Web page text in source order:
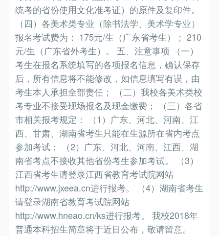
统考的省份使用文化准考证）的原件及复印件。
（四）各美术类专业（除书法学、美术学专业）
报名考试费为： 175元/生（广东省考生）； 210
元/生（广东省外考生）。 五、注意事项 （一）
考生在报名系统填写的各项报名信息，确认保存
后，所有信息将不能修改，如信息填写有误，由
考生本人承担全部责任； （二）我校各美术类校
考专业不接受现场报名及现金缴费； （三）各省
市相关报考规定： （1）广东、河北、河南、江
西、甘肃、湖南省考生只能在生源所在省内考点
参加考试； （2）广东、河北、河南、江西、湖
南省考点不接收其他省份考生参加考试。 （3）
江西省考生请登录江西省教育考试院网站
http://www.jxeea.cn进行报考。 （4）湖南省考生
请登录湖南省教育考试院网站
http://www.hneao.cn/ks进行报考。 我校2018年
普通本科招生简章将于近日公布，敬请留意。